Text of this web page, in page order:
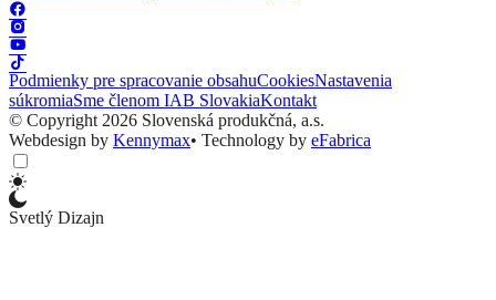
Podmienky pre spracovanie obsahuCookiesNastavenia
súkromiaSme členom IAB SlovakiaKontakt
© Copyright 2026 Slovenská produkčná, a.s.
Webdesign by Kennymax• Technology by eFabrica
Svetlý Dizajn